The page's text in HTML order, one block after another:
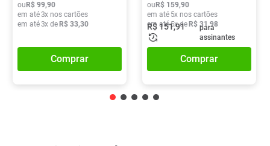
ou R$ 99,90
em até3x nos cartões
em até3x de R$ 33,30
Comprar
ou R$ 159,90
em até 5x nos cartões
em até5x de R$ 31,98
R$151,91
para
assinantes
Comprar